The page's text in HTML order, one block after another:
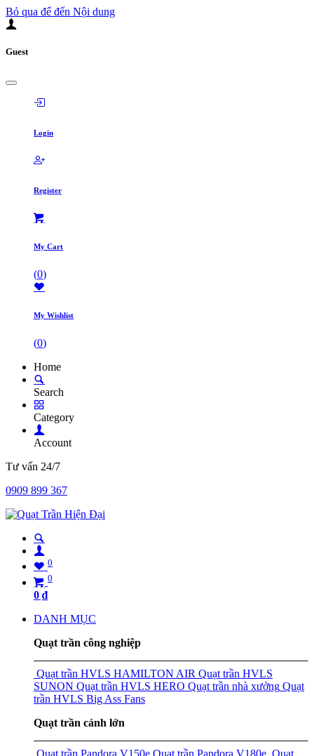
Bỏ qua để đến Nội dung
Guest
Login
Register
My Cart
(0)
My Wishlist
(0)
Home
Search
Category
Account
Tư vấn 24/7
0909 899 367
0
0
0 ₫
DANH MỤC
Quạt trần công nghiệp
Quạt trần HVLS HAMILTON AIR Quạt trần HVLS
SUNON Quạt trần HVLS HERO Quạt trần nhà xưởng Quạt
trần HVLS Big Ass Fans
Quạt trần cánh lớn
Quạt trần Pandora V150e Quạt trần Pandora V180e Quạt